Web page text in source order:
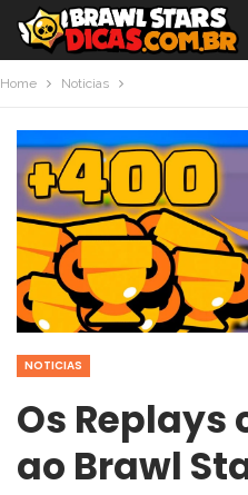
Home Noticias
NOTICIAS
Os
ao Brawl